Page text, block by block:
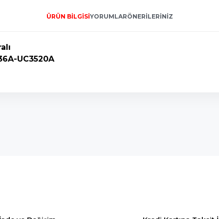
ÜRÜN BILGISIYORUMLARÖNERILERINIZ
UC3520A